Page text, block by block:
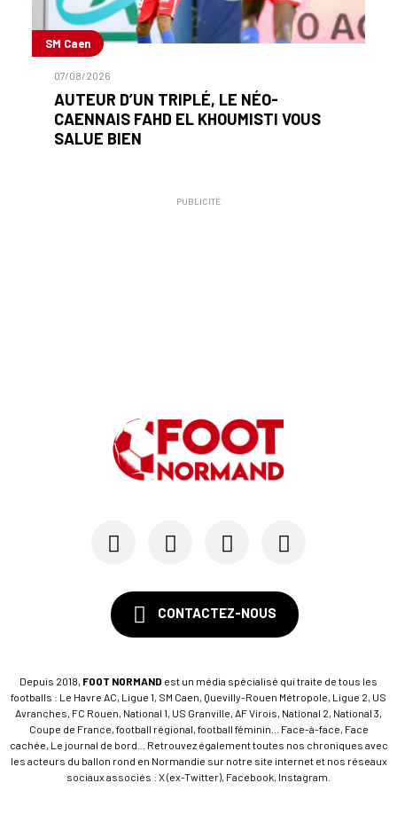
SM Caen
07/08/2026
AUTEUR D’UN TRIPLÉ, LE NÉO-
CAENNAIS FAHD EL KHOUMISTI VOUS
SALUE BIEN
PUBLICITÉ
CONTACTEZ-NOUS
Depuis 2018, FOOT NORMAND est un média spécialisé qui traite de tous les
footballs : Le Havre AC, Ligue 1, SM Caen, Quevilly-Rouen Métropole, Ligue 2, US
Avranches, FC Rouen, National 1, US Granville, AF Virois, National 2, National 3,
Coupe de France, football régional, football féminin... Face-à-face, Face
cachée, Le journal de bord... Retrouvez également toutes nos chroniques avec
les acteurs du ballon rond en Normandie sur notre site internet et nos réseaux
sociaux associés : X (ex-Twitter), Facebook, Instagram.